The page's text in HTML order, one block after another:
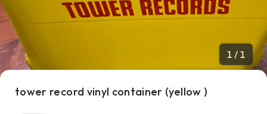
1 / 1
tower record vinyl container (yellow )